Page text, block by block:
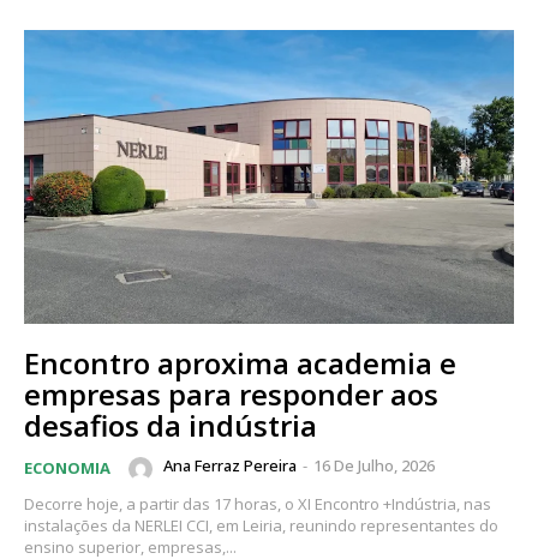
Encontro aproxima academia e
empresas para responder aos
desafios da indústria
ECONOMIA Ana Ferraz Pereira - 16 De Julho, 2026
Decorre hoje, a partir das 17 horas, o XI Encontro +Indústria, nas
instalações da NERLEI CCI, em Leiria, reunindo representantes do
ensino superior, empresas,...